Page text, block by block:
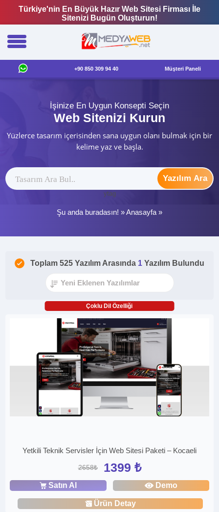
Türkiye'nin En Büyük Hazır Web Sitesi Firması İle
Sitenizi Bugün Oluşturun!
+90 850 309 94 40 Müşteri Paneli
İşinize En Uygun Konsepti Seçin
Web Sitenizi Kurun
Yüzlerce tasarım içerisinden sana uygun olanı bulmak için bir
kelime yaz ve başla.
Yazılım Ara
ytag
Şu anda buradasın! »Anasayfa »
Toplam 525 Yazılım Arasında 1 Yazılım Bulundu
Çoklu Dil Özelliği
Yetkili Teknik Servisler İçin Web Sitesi Paketi – Kocaeli
2658₺ 1399 ₺
Satın Al Demo
Ürün Detay